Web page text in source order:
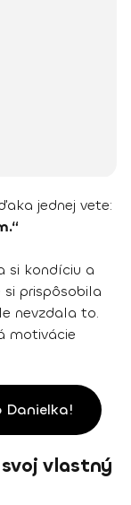
jednej vete:
si kondíciu a
prispôsobila
nevzdala to.
motivácie
Danielka!
vlastný